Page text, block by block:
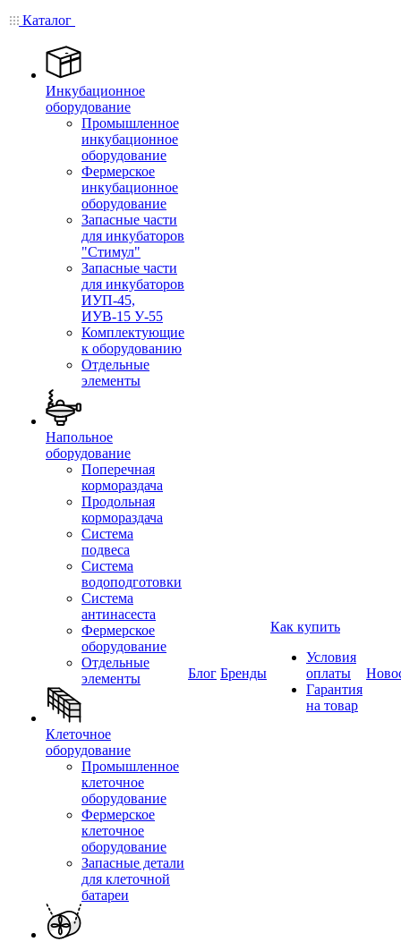
Каталог
Инкубационное
оборудование
Промышленное
инкубационное
оборудование
Фермерское
инкубационное
оборудование
Запасные части
для инкубаторов
"Стимул"
Запасные части
для инкубаторов
ИУП-45,
ИУВ-15 У-55
Комплектующие
к оборудованию
Отдельные
элементы
Напольное
оборудование
Поперечная
кормораздача
Продольная
кормораздача
Система
подвеса
Система
водоподготовки
Система
антинасеста
Фермерское
оборудование
Отдельные
элементы
Клеточное
оборудование
Промышленное
клеточное
оборудование
Фермерское
клеточное
оборудование
Запасные детали
для клеточной
батареи
Блог Бренды
Как купить
Условия
оплаты
Гарантия
на товар